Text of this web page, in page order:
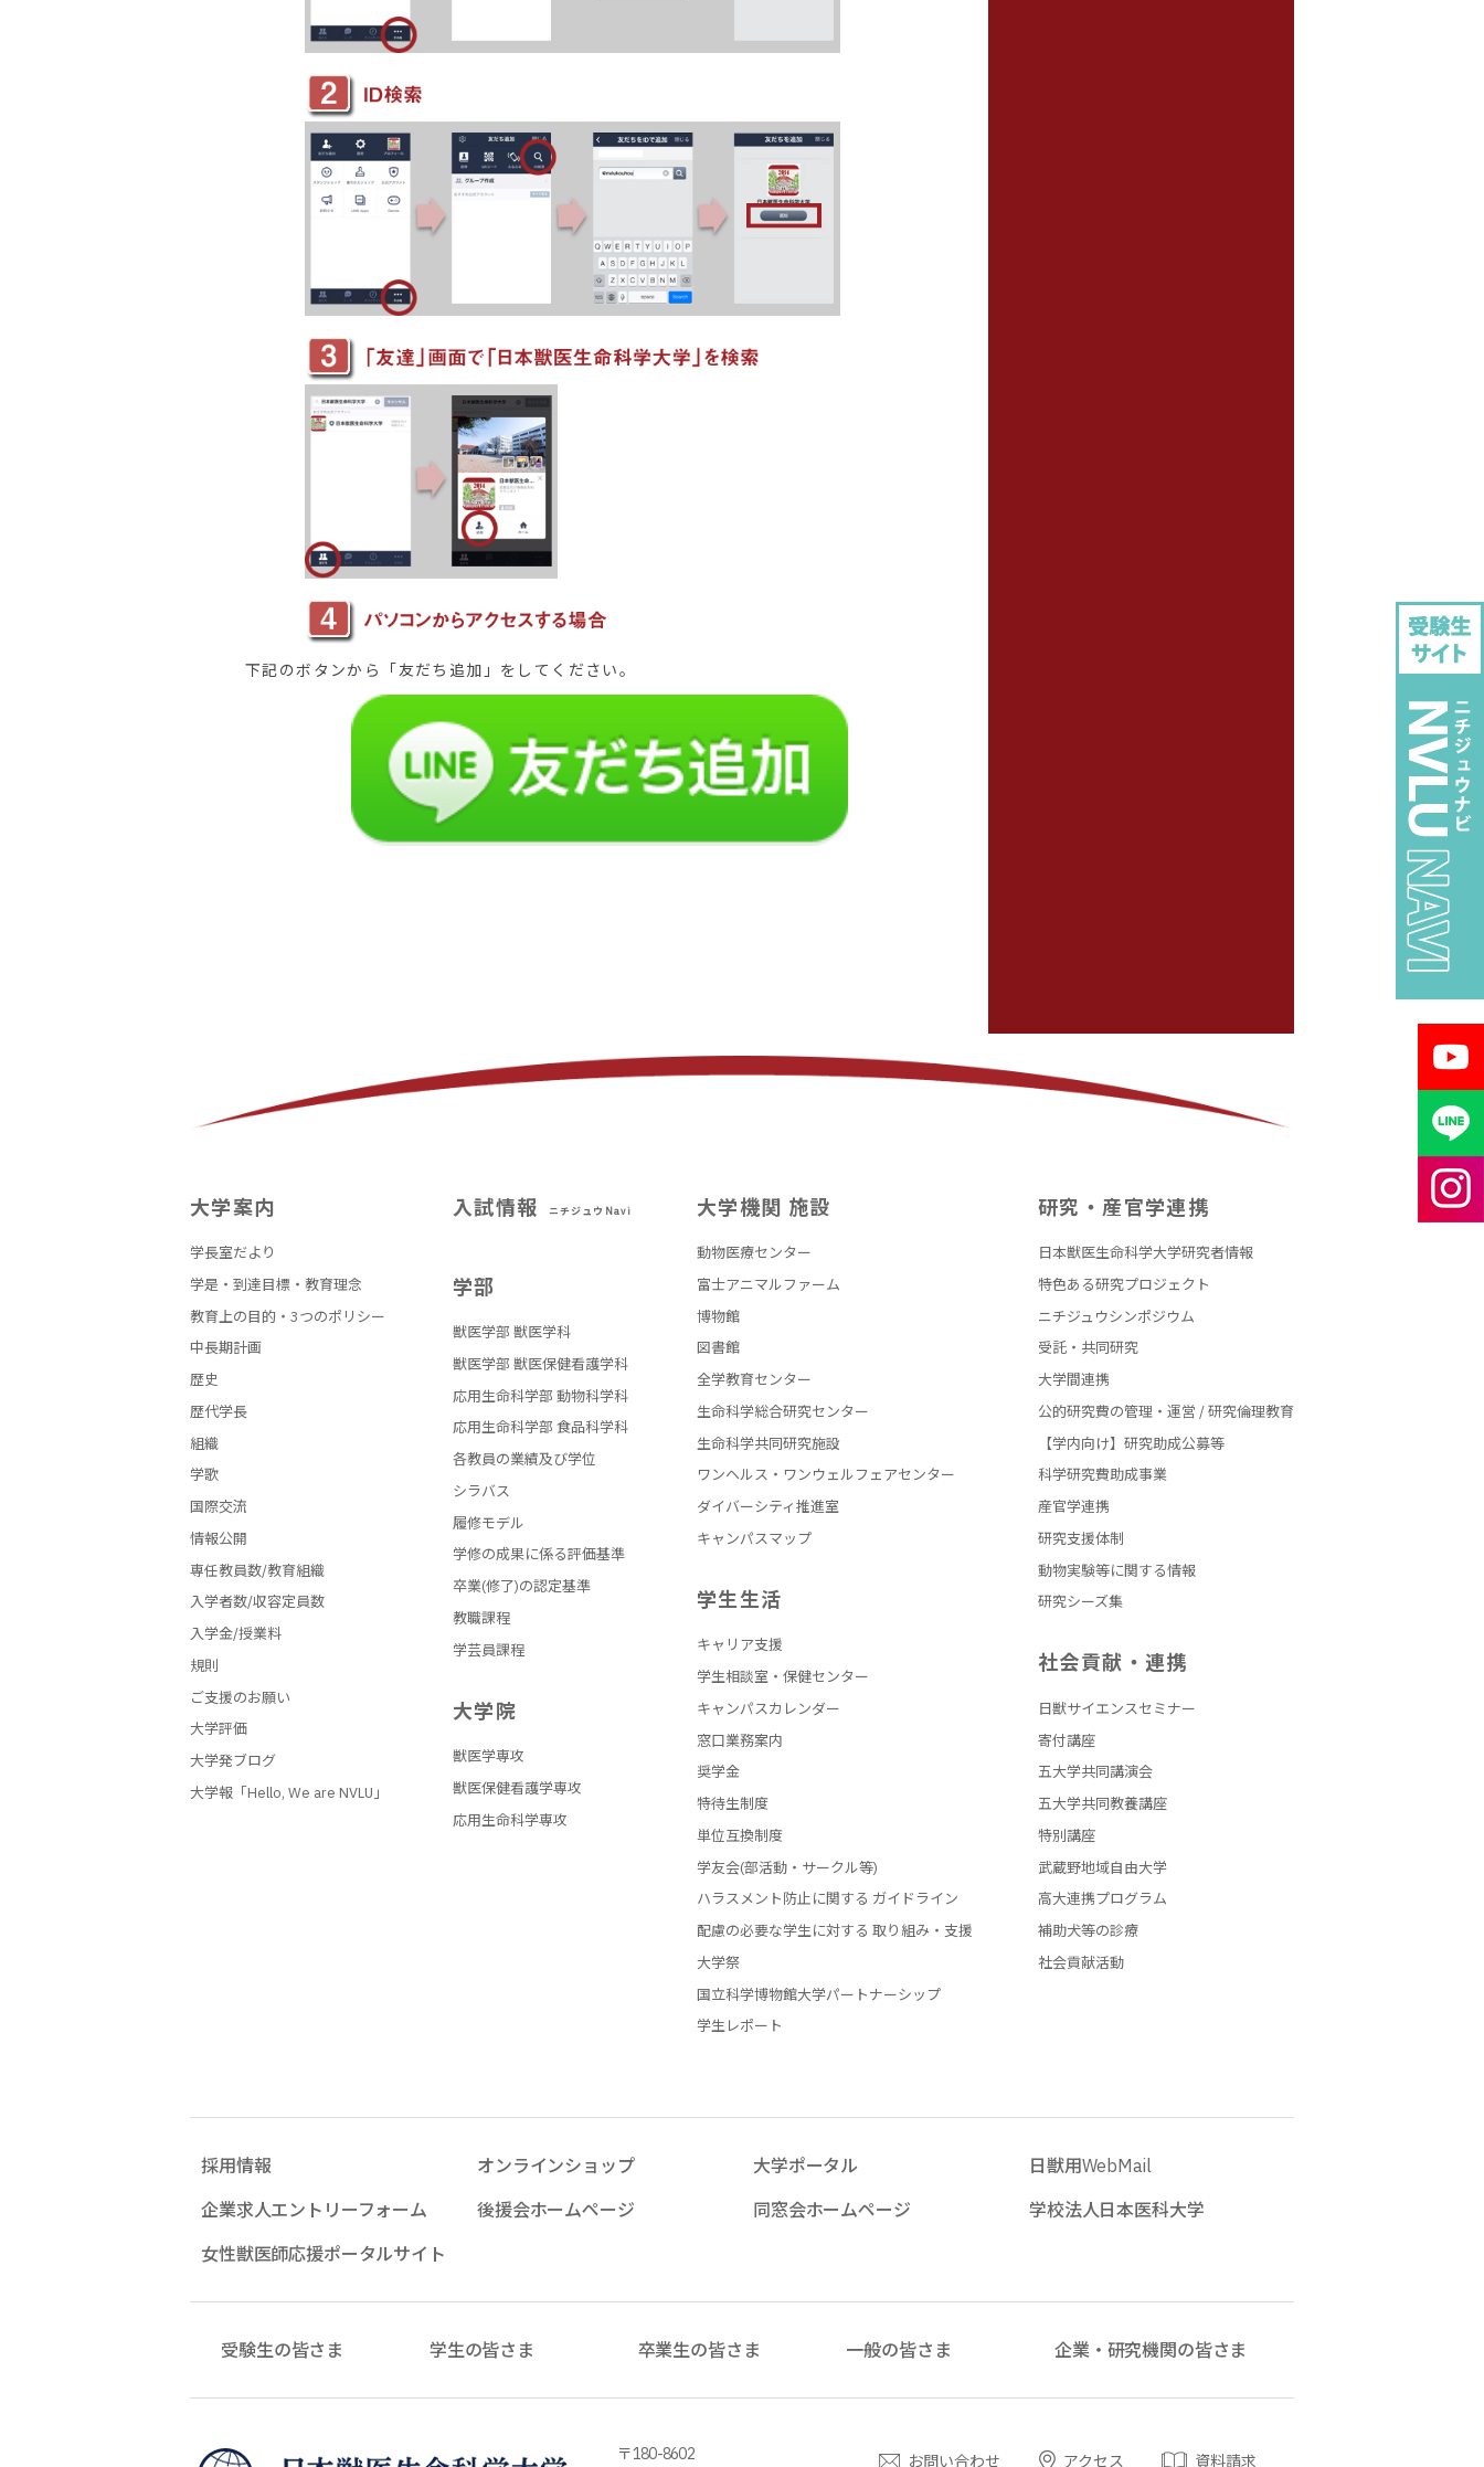
下記のボタンから「友だち追加」をしてください。
大学案内
学長室だより
学是・到達目標・教育理念
教育上の目的・3つのポリシー
中長期計画
歴史
歴代学長
組織
学歌
国際交流
情報公開
専任教員数/教育組織
入学者数/収容定員数
入学金/授業料
規則
ご支援のお願い
大学評価
大学発ブログ
大学報「Hello, We are NVLU」
入試情報 ニチジュウNavi
学部
獣医学部 獣医学科
獣医学部 獣医保健看護学科
応用生命科学部 動物科学科
応用生命科学部 食品科学科
各教員の業績及び学位
シラバス
履修モデル
学修の成果に係る評価基準
卒業(修了)の認定基準
教職課程
学芸員課程
大学院
獣医学専攻
獣医保健看護学専攻
応用生命科学専攻
大学機関 施設
動物医療センター
富士アニマルファーム
博物館
図書館
全学教育センター
生命科学総合研究センター
生命科学共同研究施設
ワンヘルス・ワンウェルフェアセンター
ダイバーシティ推進室
キャンパスマップ
学生生活
キャリア支援
学生相談室・保健センター
キャンパスカレンダー
窓口業務案内
奨学金
特待生制度
単位互換制度
学友会(部活動・サークル等)
ハラスメント防止に関する ガイドライン
配慮の必要な学生に対する 取り組み・支援
大学祭
国立科学博物館大学パートナーシップ
学生レポート
研究・産官学連携
日本獣医生命科学大学研究者情報
特色ある研究プロジェクト
ニチジュウシンポジウム
受託・共同研究
大学間連携
公的研究費の管理・運営 / 研究倫理教育
【学内向け】研究助成公募等
科学研究費助成事業
産官学連携
研究支援体制
動物実験等に関する情報
研究シーズ集
社会貢献・連携
日獣サイエンスセミナー
寄付講座
五大学共同講演会
五大学共同教養講座
特別講座
武蔵野地域自由大学
高大連携プログラム
補助犬等の診療
社会貢献活動
採用情報 オンラインショップ 大学ポータル
日獣用WebMail
企業求人エントリーフォーム
後援会ホームページ 同窓会ホームページ
学校法人日本医科大学
女性獣医師応援ポータルサイト
受験生の皆さま 学生の皆さま 卒業生の皆さま 一般の皆さま 企業・研究機関の皆さま
〒180-8602 お問い合わせ アクセス 資料請求